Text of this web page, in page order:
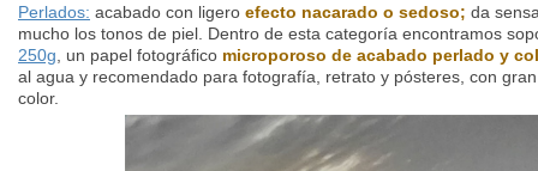
Perlados: acabado con ligero efecto nacarado o sedoso; da
mucho los tonos de piel. Dentro de esta categoría encontramos
250g
un papel fotográfico microporoso de acabado perlado y
al agua y recomendado para fotografía, retrato y pósteres, con
color.